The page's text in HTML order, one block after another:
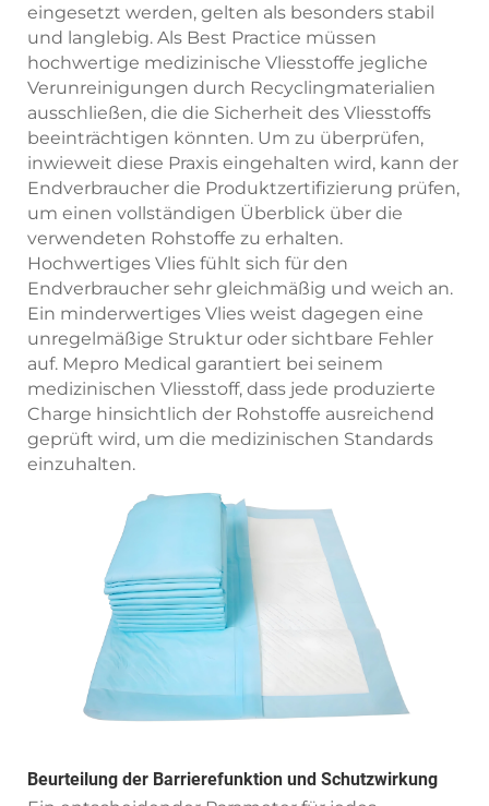
eingesetzt werden, gelten als besonders stabil
und langlebig. Als Best Practice müssen
hochwertige medizinische Vliesstoffe jegliche
Verunreinigungen durch Recyclingmaterialien
ausschließen, die die Sicherheit des Vliesstoffs
beeinträchtigen könnten. Um zu überprüfen,
inwieweit diese Praxis eingehalten wird, kann der
Endverbraucher die Produktzertifizierung prüfen,
um einen vollständigen Überblick über die
verwendeten Rohstoffe zu erhalten.
Hochwertiges Vlies fühlt sich für den
Endverbraucher sehr gleichmäßig und weich an.
Ein minderwertiges Vlies weist dagegen eine
unregelmäßige Struktur oder sichtbare Fehler
auf. Mepro Medical garantiert bei seinem
medizinischen Vliesstoff, dass jede produzierte
Charge hinsichtlich der Rohstoffe ausreichend
geprüft wird, um die medizinischen Standards
einzuhalten.
Beurteilung der Barrierefunktion und Schutzwirkung